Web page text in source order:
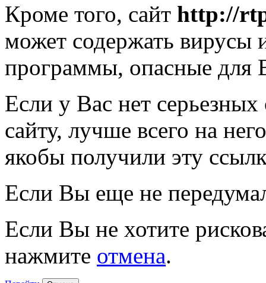
Кроме того, сайт http://
может содержать вирусы
программы, опасные для
Если у Вас нет
сайту, лучше всего на
якобы получили эту
Если Вы еще не
Если Вы не хотите
нажмите отмена.